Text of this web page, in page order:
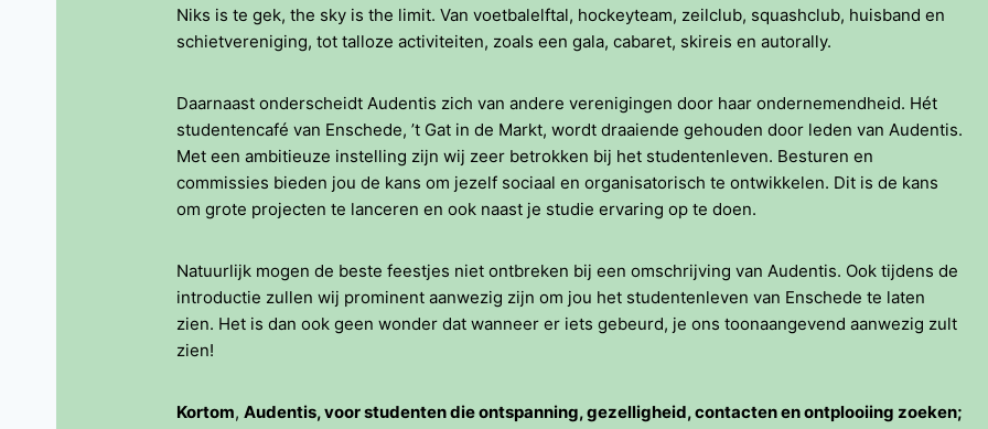
Niks is te gek, the sky is the limit. Van voetbalelftal, hockeyteam, zeilclub, squashclub, huisband en
schietvereniging, tot talloze activiteiten, zoals een gala, cabaret, skireis en autorally.
Daarnaast onderscheidt Audentis zich van andere verenigingen door haar ondernemendheid. Hét
studentencafé van Enschede, ’t Gat in de Markt, wordt draaiende gehouden door leden van Audentis.
Met een ambitieuze instelling zijn wij zeer betrokken bij het studentenleven. Besturen en
commissies bieden jou de kans om jezelf sociaal en organisatorisch te ontwikkelen. Dit is de kans
om grote projecten te lanceren en ook naast je studie ervaring op te doen.
Natuurlijk mogen de beste feestjes niet ontbreken bij een omschrijving van Audentis. Ook tijdens de
introductie zullen wij prominent aanwezig zijn om jou het studentenleven van Enschede te laten
zien. Het is dan ook geen wonder dat wanneer er iets gebeurd, je ons toonaangevend aanwezig zult
zien!
Kortom, Audentis, voor studenten die ontspanning, gezelligheid, contacten en ontplooiing zoeken;